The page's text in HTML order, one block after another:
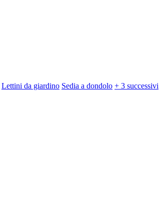
Lettini da giardino Sedia a dondolo + 3 successivi